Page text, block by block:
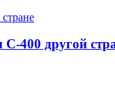
С-400 другой